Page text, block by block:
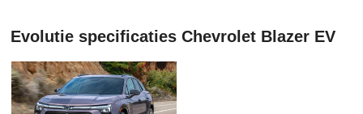
Evolutie specificaties Chevrolet Blazer EV